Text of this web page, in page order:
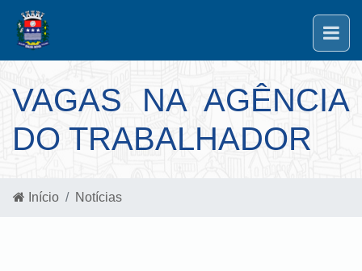
VAGAS NA AGÊNCIA
DO TRABALHADOR
Início Notícias